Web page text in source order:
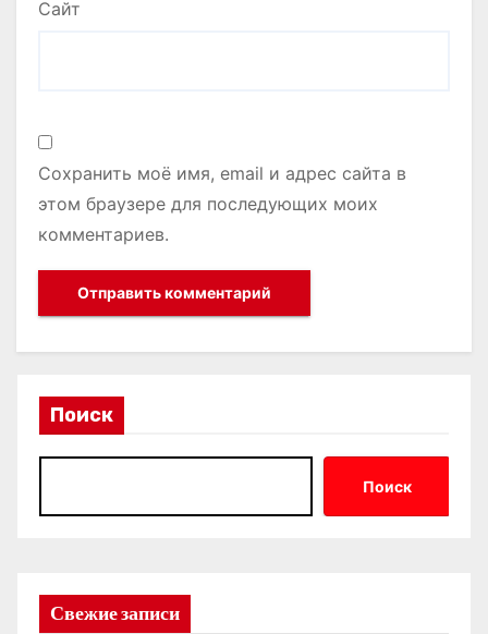
Сайт
Сохранить моё имя, email и адрес сайта в
этом браузере для последующих моих
комментариев.
Поиск
Поиск
Свежие записи